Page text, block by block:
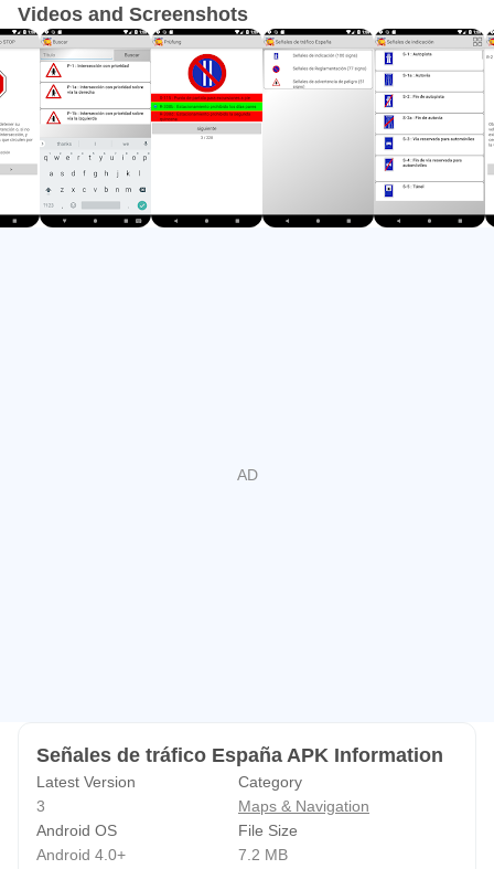
Videos and Screenshots
Señales de tráfico España APK Information
Latest Version
3
Category
Maps & Navigation
Android OS
Android 4.0+
File Size
7.2 MB